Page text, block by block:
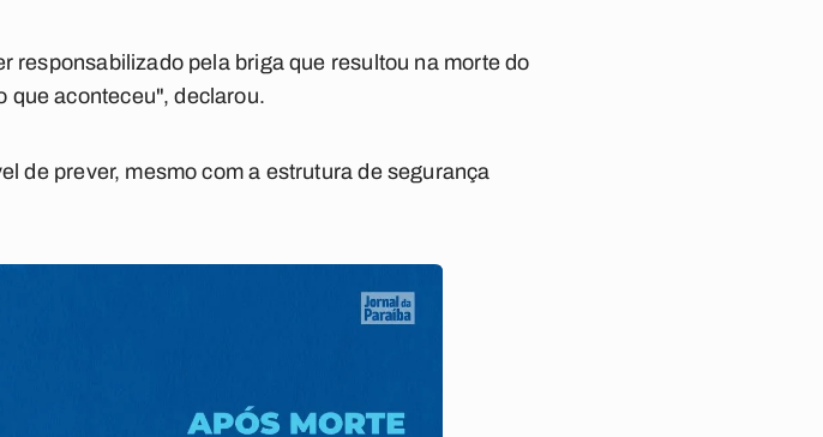
responsabilizado pela briga que resultou na morte do
que aconteceu", declarou.
de prever, mesmo com a estrutura de segurança